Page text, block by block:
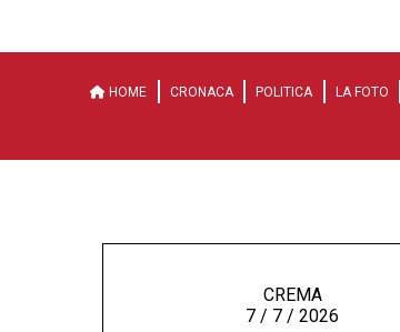
HOME CRONACA POLITICA LA FOTO
CREMA
7 / 7 / 2026